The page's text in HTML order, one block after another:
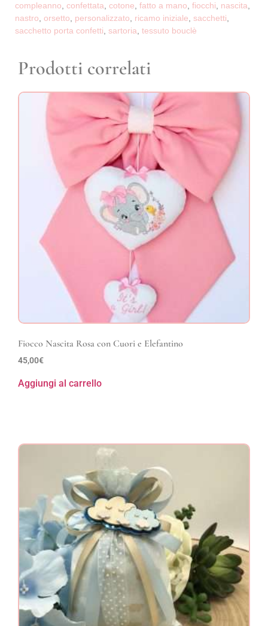
compleanno, confettata, cotone, fatto a mano, fiocchi, nascita,
nastro, orsetto, personalizzato, ricamo iniziale, sacchetti,
sacchetto porta confetti, sartoria, tessuto bouclè
Prodotti correlati
Fiocco Nascita Rosa con Cuori e Elefantino
45,00€
Aggiungi al carrello